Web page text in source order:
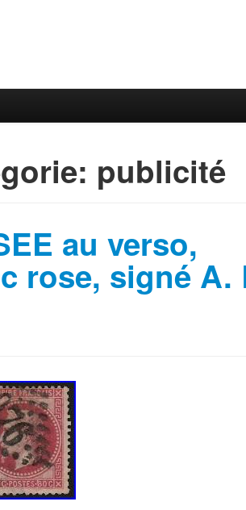
publicité
au verso,
rose, signé A.